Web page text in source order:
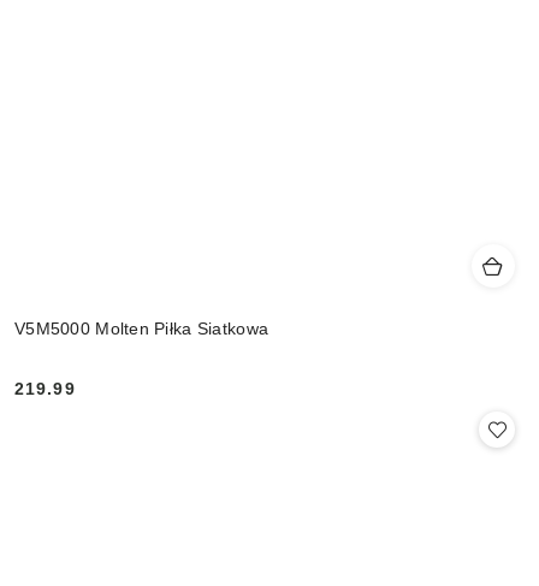
V5M5000 Molten Piłka Siatkowa
Cena:
219.99